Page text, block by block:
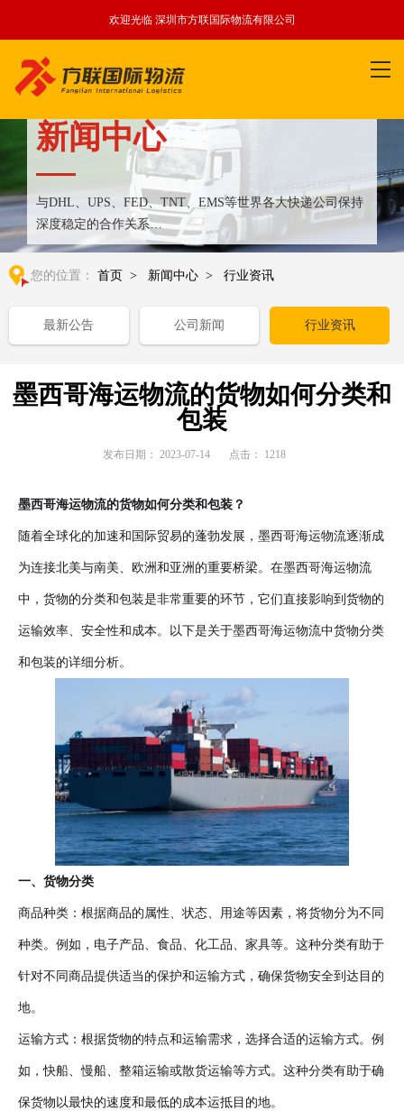
欢迎光临 深圳市方联国际物流有限公司
新闻中心
与DHL、UPS、FED、TNT、EMS等世界各大快递公司保持
深度稳定的合作关系
整合全球优质物流运输资源,满足国内外客户更多个性化需求
您的位置： 首页 > 新闻中心 > 行业资讯
最新公告 公司新闻 行业资讯
墨西哥海运物流的货物如何分类和
包装
发布日期： 2023-07-14 点击： 1218
墨西哥海运物流的货物如何分类和包装？
随着全球化的加速和国际贸易的蓬勃发展，墨西哥海运物流逐渐成
为连接北美与南美、欧洲和亚洲的重要桥梁。在墨西哥海运物流
中，货物的分类和包装是非常重要的环节，它们直接影响到货物的
运输效率、安全性和成本。以下是关于墨西哥海运物流中货物分类
和包装的详细分析。
一、货物分类
商品种类：根据商品的属性、状态、用途等因素，将货物分为不同
种类。例如，电子产品、食品、化工品、家具等。这种分类有助于
针对不同商品提供适当的保护和运输方式，确保货物安全到达目的
地。
运输方式：根据货物的特点和运输需求，选择合适的运输方式。例
如，快船、慢船、整箱运输或散货运输等方式。这种分类有助于确
保货物以最快的速度和最低的成本运抵目的地。